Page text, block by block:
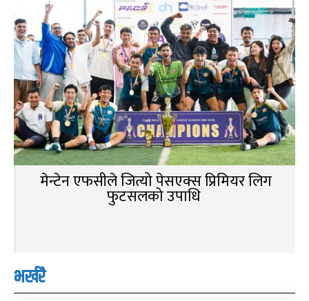
मेन्टेन एफसीले जित्यो पेसएक्स प्रिमियर लिग
फुटसलको उपाधि
भर्खरै